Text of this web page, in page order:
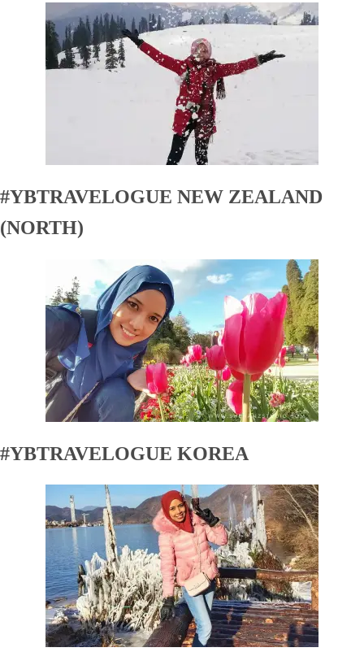
#YBTRAVELOGUE NEW ZEALAND
(NORTH)
#YBTRAVELOGUE KOREA